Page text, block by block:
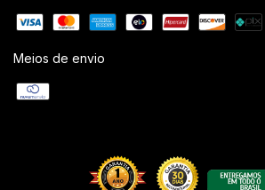
Meios de envio